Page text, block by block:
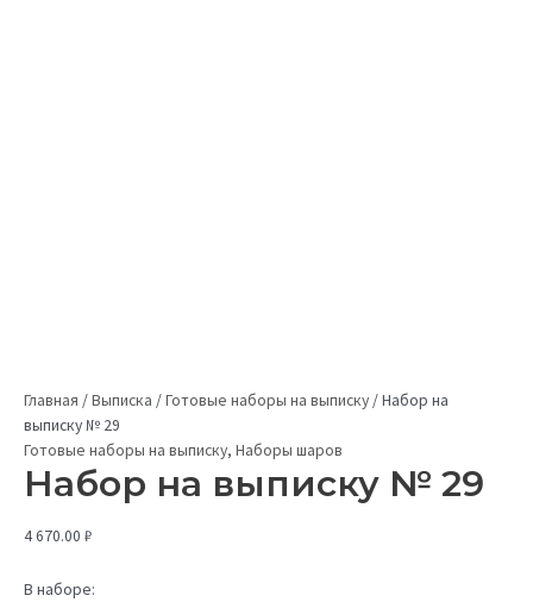
Главная /Выписка /Готовые наборы на выписку/Набор на
выписку № 29
Готовые наборы на выписку, Наборы шаров
Набор на выписку № 29
4 670.00 ₽
В наборе: